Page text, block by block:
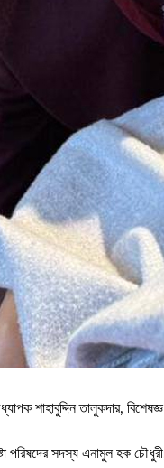
শাহাবুদ্দিন তালুকদার,
পরিষদের সদস্য এনামুল হক